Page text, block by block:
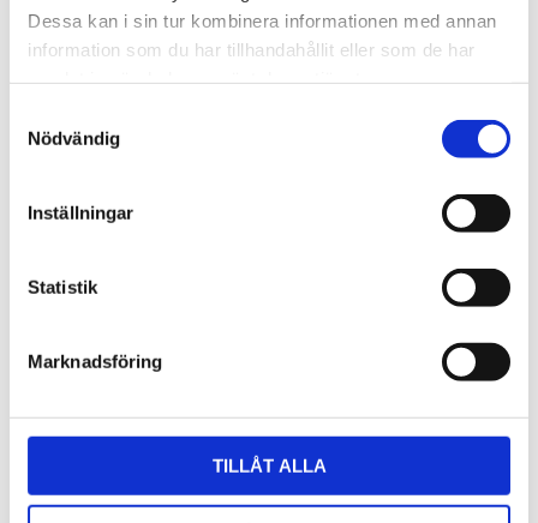
Dessa kan i sin tur kombinera informationen med annan
information som du har tillhandahållit eller som de har
Nödvändig
Inställningar
Statistik
Marknadsföring
TILLÅT ALLA
november (20)
oktober (8)
september (2)
juli (1)
mars (2)
2023
oktober (42)
september (35)
mars (1)
2022